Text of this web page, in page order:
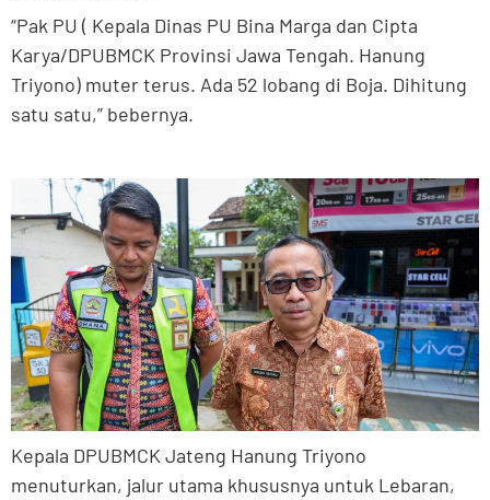
“Pak PU ( Kepala Dinas PU Bina Marga dan Cipta
Karya/DPUBMCK Provinsi Jawa Tengah. Hanung
Triyono) muter terus. Ada 52 lobang di Boja. Dihitung
satu satu,” bebernya.
Kepala DPUBMCK Jateng Hanung Triyono
menuturkan, jalur utama khususnya untuk Lebaran,